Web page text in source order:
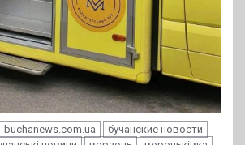
buchanews.com.ua
бучанские новости